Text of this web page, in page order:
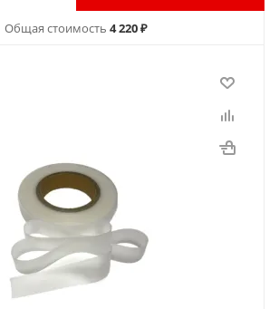
Общая стоимость 4 220 ₽